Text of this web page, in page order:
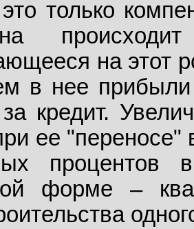
только
на этот
в нее
кредит.
ее
форме –